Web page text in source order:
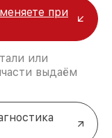
при
или
выдаём